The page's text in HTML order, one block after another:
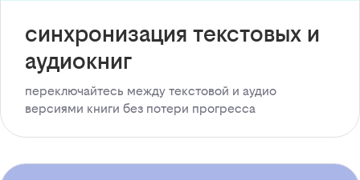
синхронизация текстовых и
аудиокниг
переключайтесь между текстовой и аудио
версиями книги без потери прогресса